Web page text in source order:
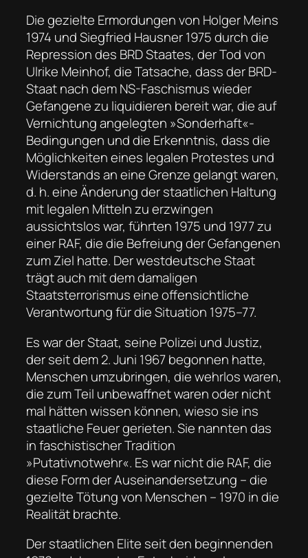
Die gezielte Ermordungen von Holger Meins
1974 und Siegfried Hausner 1975 durch die
Repression des BRD Staates, der Tod von
Ulrike Meinhof, die Tatsache, dass der BRD-
Staat nach dem NS-Faschismus wieder
Gefangene zu liquidieren bereit war, die auf
Vernichtung angelegten »Sonderhaft«-
Bedingungen und die Erkenntnis, dass die
Möglichkeiten eines legalen Protestes und
Widerstands an eine Grenze gelangt waren,
d. h. eine Änderung der staatlichen Haltung
mit legalen Mitteln zu erzwingen
aussichtslos war, führten 1975 und 1977 zu
einer RAF, die die Befreiung der Gefangenen
zum Ziel hatte. Der westdeutsche Staat
trägt auch mit dem damaligen
Staatsterrorismus eine offensichtliche
Verantwortung für die Situation 1975–77.
Es war der Staat, seine Polizei und Justiz,
der seit dem 2. Juni 1967 begonnen hatte,
Menschen umzubringen, die wehrlos waren,
die zum Teil unbewaffnet waren oder nicht
mal hätten wissen können, wieso sie ins
staatliche Feuer gerieten. Sie nannten das
in faschistischer Tradition
»Putativnotwehr«. Es war nicht die RAF, die
diese Form der Auseinandersetzung – die
gezielte Tötung von Menschen – 1970 in die
Realität brachte.
Der staatlichen Elite seit den beginnenden